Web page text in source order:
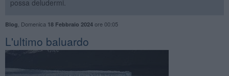
possa deludermi.
Blog Domenica 18 Febbraio 2024ore 00:05
L'ultimo baluardo